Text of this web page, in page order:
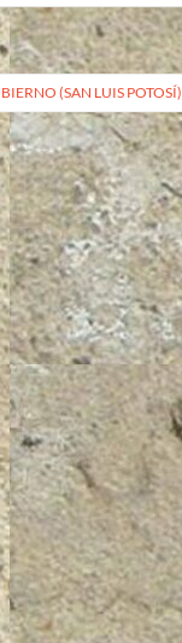
(SAN LUIS POTOSÍ)